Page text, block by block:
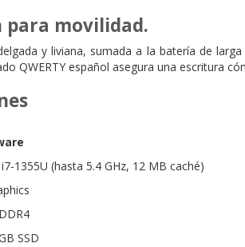
para movilidad.
y liviana, sumada a la batería de
QWERTY español asegura una escritura
1355U (hasta 5.4 GHz, 12 MB caché)
SSD